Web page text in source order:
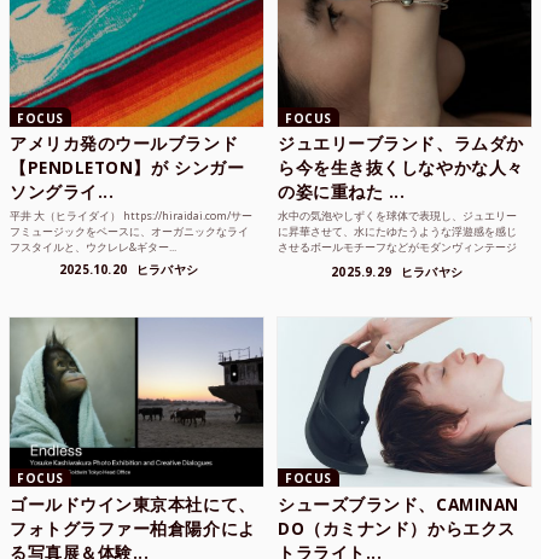
FOCUS
アメリカ発のウールブランド
【PENDLETON】が シンガー
ソングライ...
平井 大（ヒライダイ） https://hiraidai.com/サー
フミュージックをベースに、オーガニックなライ
フスタイルと、ウクレレ&ギター...
2025.10.20 ヒラバヤシ
FOCUS
ジュエリーブランド、ラムダか
ら今を生き抜くしなやかな人々
の姿に重ねた ...
水中の気泡やしずくを球体で表現し、ジュエリー
に昇華させて、水にたゆたうような浮遊感を感じ
させるボールモチーフなどがモダンヴィンテージ
2025.9.29 ヒラバヤシ
FOCUS
ゴールドウイン東京本社にて、
フォトグラファー柏倉陽介によ
る写真展＆体験...
FOCUS
シューズブランド、CAMINAN
DO（カミナンド）からエクス
トラライト...